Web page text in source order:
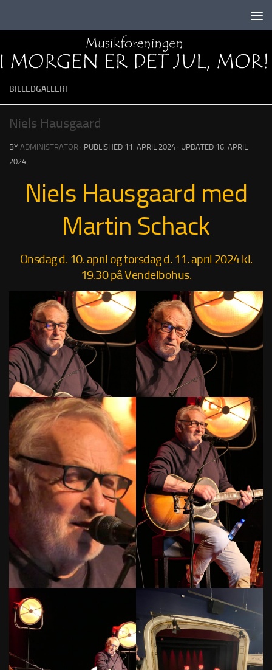
BILLEDGALLERI
Niels Hausgaard
BY ADMINISTRATOR · PUBLISHED 11. APRIL 2024 · UPDATED 16. APRIL
2024
Niels Hausgaard med
Martin Schack
Onsdag d. 10. april og torsdag d. 11. april 2024 kl.
19.30 på Vendelbohus.